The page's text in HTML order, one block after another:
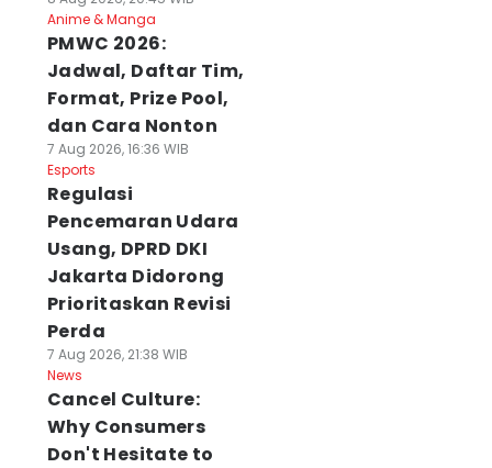
Anime & Manga
PMWC 2026:
Jadwal, Daftar Tim,
Format, Prize Pool,
dan Cara Nonton
7 Aug 2026, 16:36 WIB
Esports
Regulasi
Pencemaran Udara
Usang, DPRD DKI
Jakarta Didorong
Prioritaskan Revisi
Perda
7 Aug 2026, 21:38 WIB
News
Cancel Culture:
Why Consumers
Don't Hesitate to